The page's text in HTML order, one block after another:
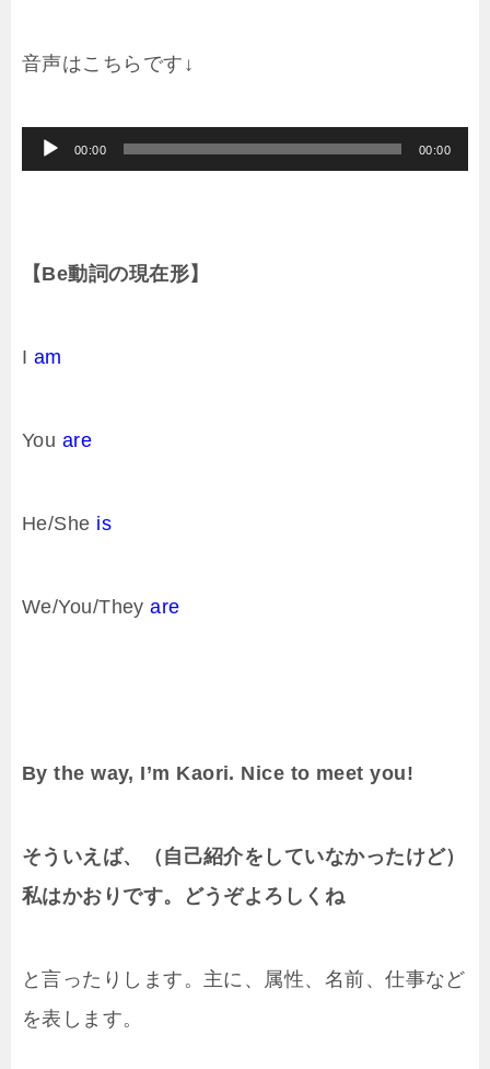
音声はこちらです↓
レ
00:00 00:00
【Be動詞の現在形】
I am
You are
He/She is
We/You/Theyare
By the way, I’m Kaori. Nice to meet you!
そういえば、（自己紹介をしていなかったけど）
私はかおりです。どうぞよろしくね
と言ったりします。主に、属性、名前、仕事など
を表します。